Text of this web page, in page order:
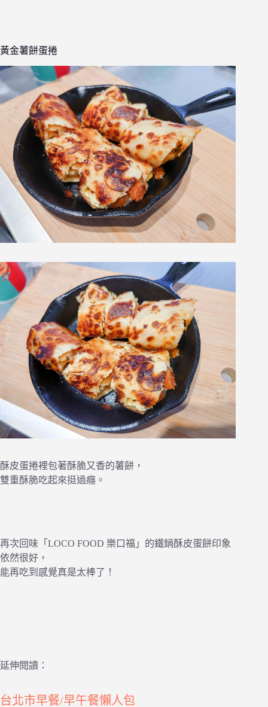
黃金薯餅蛋捲
酥皮蛋捲裡包著酥脆又香的薯餅，
雙重酥脆吃起來挺過癮。
再次回味「LOCO FOOD 樂口福」的鐵鍋酥皮蛋餅印象
依然很好，
能再吃到感覺真是太棒了！
延伸閱讀：
台北市早餐/早午餐懶人包